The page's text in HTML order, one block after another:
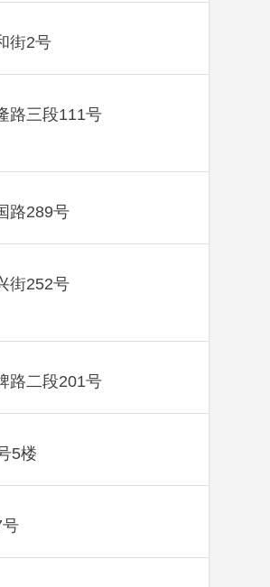
街2号
路三段111号
路289号
街252号
路二段201号
5楼